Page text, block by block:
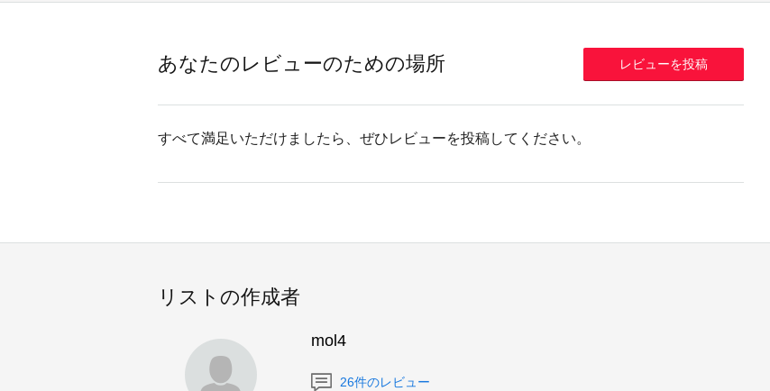
あなたのレビューのための場所 レビューを投稿
すべて満足いただけましたら、ぜひレビューを投稿してください。
リストの作成者
mol4
26件のレビュー